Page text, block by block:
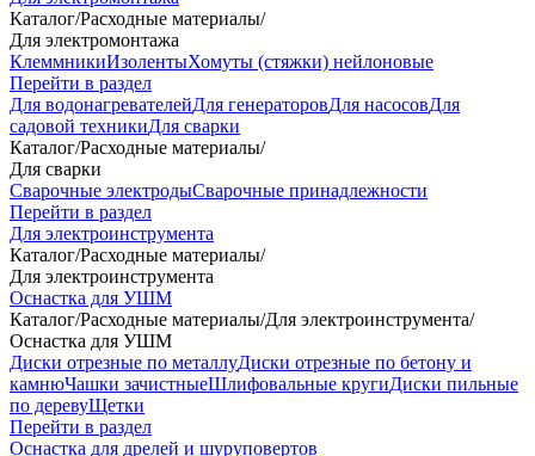
Каталог/Расходные материалы/
Для электромонтажа
КлеммникиИзолентыХомуты (стяжки) нейлоновые
Перейти в раздел
Для водонагревателейДля генераторовДля насосовДля
садовой техникиДля сварки
Каталог/Расходные материалы/
Для сварки
Сварочные электродыСварочные принадлежности
Перейти в раздел
Для электроинструмента
Каталог/Расходные материалы/
Для электроинструмента
Оснастка для УШМ
Каталог/Расходные материалы/Для электроинструмента/
Оснастка для УШМ
Диски отрезные по металлуДиски отрезные по бетону и
камнюЧашки зачистныеШлифовальные кругиДиски пильные
по деревуЩетки
Перейти в раздел
Оснастка для дрелей и шуруповертов